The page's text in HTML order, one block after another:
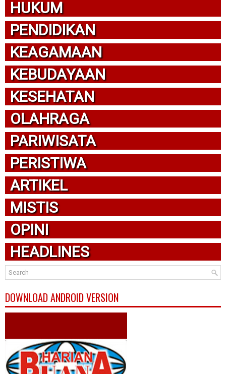
HUKUM
PENDIDIKAN
KEAGAMAAN
KEBUDAYAAN
KESEHATAN
OLAHRAGA
PARIWISATA
PERISTIWA
ARTIKEL
MISTIS
OPINI
HEADLINES
DOWNLOAD ANDROID VERSION